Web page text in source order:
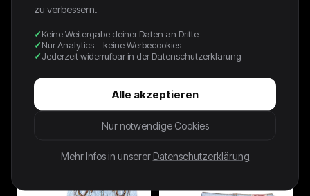
90s Avanti By C&A Shirt
Photoprint Gestreift Grün
90s Thomas Crickmay Shirt
Photoprint Schwarz
zu verbessern.
Keine Weitergabe deiner Daten an Dritte
Nur Analytics – keine Werbecookies
Jederzeit widerrufbar in der Datenschutzerklärung
Alle akzeptieren
Nur notwendige Cookies
Mehr Infos in unserer Datenschutzerklärung